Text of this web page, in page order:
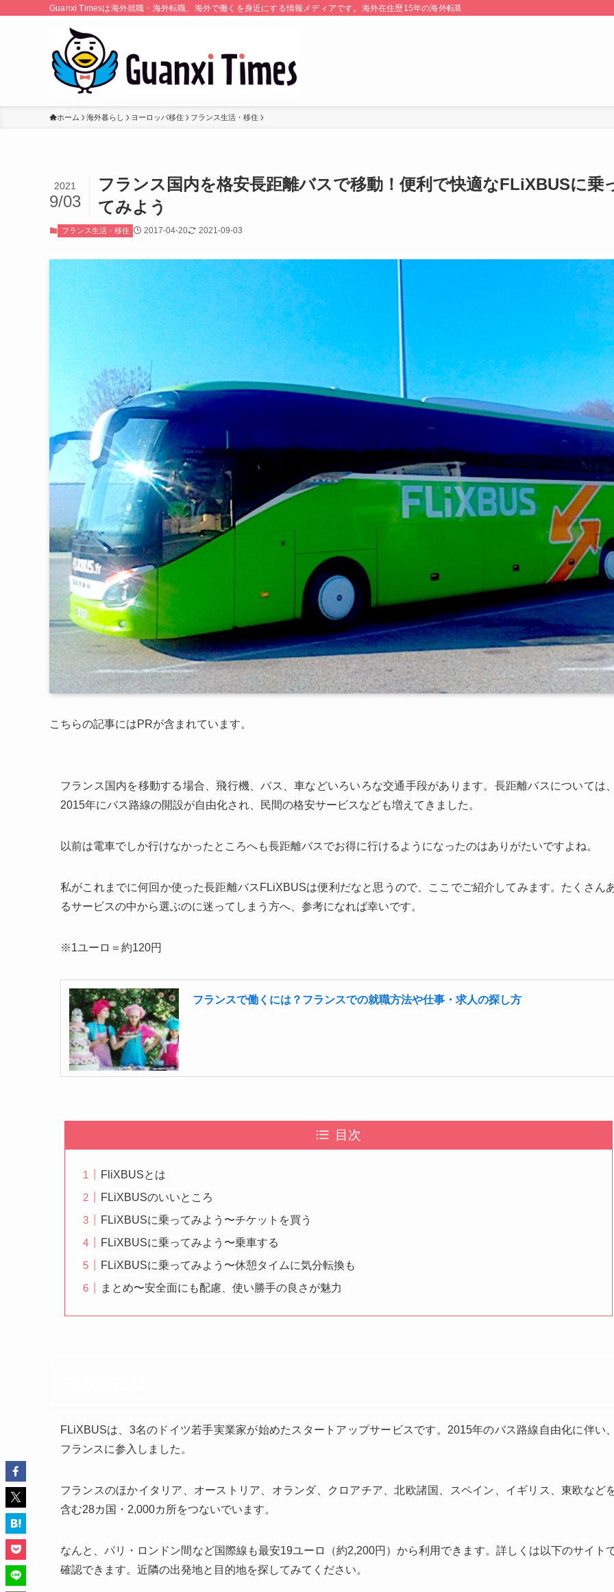
Guanxi Timesは海外就職・海外転職、海外で働くを身近にする情報メディアです。海外在住歴15年の海外転職のプロが監修・運営しています。
ホーム 海外暮らし ヨーロッパ移住 フランス生活・移住
フランス国内を格安長距離バスで移動！便利で快適なFLiXBUSに乗
てみよう
2021
9/03
フランス生活・移住 2017-04-20 2021-09-03
こちらの記事にはPRが含まれています。
フランス国内を移動する場合、飛行機、バス、車などいろいろな交通手段があります。長距離バスについては
2015年にバス路線の開設が自由化され、民間の格安サービスなども増えてきました。
以前は電車でしか行けなかったところへも長距離バスでお得に行けるようになったのはありがたいですよね。
私がこれまでに何回か使った長距離バスFLiXBUSは便利だなと思うので、ここでご紹介してみます。たくさん
るサービスの中から選ぶのに迷ってしまう方へ、参考になれば幸いです。
※1ユーロ＝約120円
フランスで働くには？フランスでの就職方法や仕事・求人の探し方
目次
FliXBUSとは
FLiXBUSのいいところ
FLiXBUSに乗ってみよう〜チケットを買う
FLiXBUSに乗ってみよう〜乗車する
FLiXBUSに乗ってみよう〜休憩タイムに気分転換も
まとめ〜安全面にも配慮、使い勝手の良さが魅力
FLiXBUSは、3名のドイツ若手実業家が始めたスタートアップサービスです。2015年のバス路線自由化に伴い
フランスに参入しました。
フランスのほかイタリア、オーストリア、オランダ、クロアチア、北欧諸国、スペイン、イギリス、東欧など
含む28カ国・2,000カ所をつないでいます。
なんと、パリ・ロンドン間など国際線も最安19ユーロ（約2,200円）から利用できます。詳しくは以下のサイト
確認できます。近隣の出発地と目的地を探してみてください。